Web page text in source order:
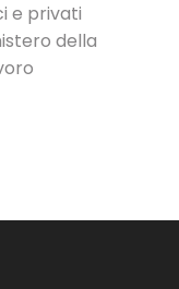
e privati
della